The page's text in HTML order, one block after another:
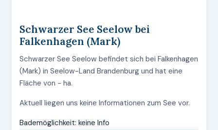
Schwarzer See Seelow bei
Falkenhagen (Mark)
Schwarzer See Seelow befindet sich bei Falkenhagen
(Mark) in Seelow-Land Brandenburg und hat eine
Fläche von - ha.
Aktuell liegen uns keine Informationen zum See vor.
Bademöglichkeit: keine Info